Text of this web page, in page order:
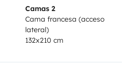
Camas 2
Cama francesa (acceso
lateral)
132x210 cm